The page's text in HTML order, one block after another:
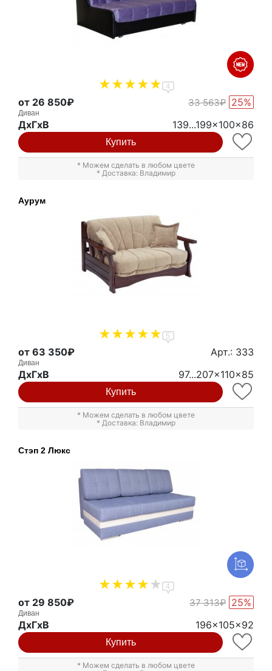
4
от 26 850₽ 33 563₽ 25%
Диван
ДxГxВ 139...199x100x86
Купить
* Можем сделать в любом цвете
* Доставка: Владимир
Аурум
5
от 63 350₽ Арт.: 333
Диван
ДxГxВ 97...207x110x85
Купить
* Можем сделать в любом цвете
* Доставка: Владимир
Стэп 2 Люкс
4
от 29 850₽ 37 313₽ 25%
Диван
ДxГxВ 196x105x92
Купить
* Можем сделать в любом цвете